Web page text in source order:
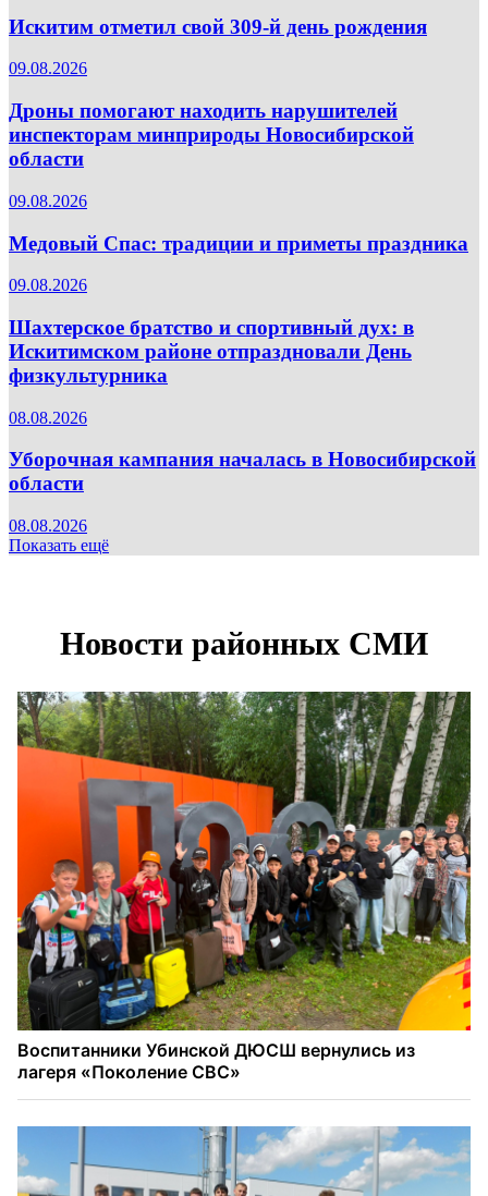
Искитим отметил свой 309-й день рождения
09.08.2026
Дроны помогают находить нарушителей
инспекторам минприроды Новосибирской
области
09.08.2026
Медовый Спас: традиции и приметы праздника
09.08.2026
Шахтерское братство и спортивный дух: в
Искитимском районе отпраздновали День
физкультурника
08.08.2026
Уборочная кампания началась в Новосибирской
области
08.08.2026
Показать ещё